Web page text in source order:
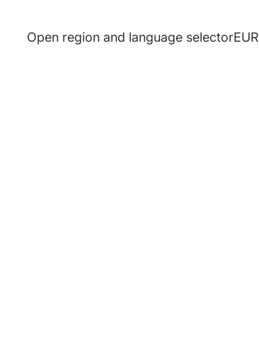
Open region and language selectorEUR